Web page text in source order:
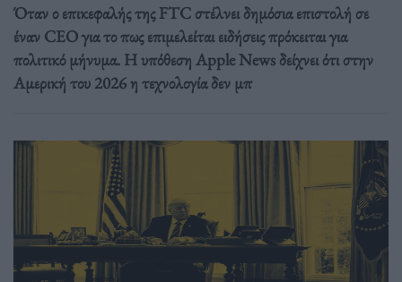
Όταν ο επικεφαλής της FTC στέλνει δημόσια επιστολή σε
έναν CEO για το πως επιμελείται ειδήσεις πρόκειται για
πολιτικό μήνυμα. Η υπόθεση Apple News δείχνει ότι στην
Αμερική του 2026 η τεχνολογία δεν μπ